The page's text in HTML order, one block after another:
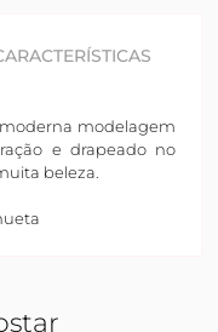
modelagem
e drapeado no
beleza.